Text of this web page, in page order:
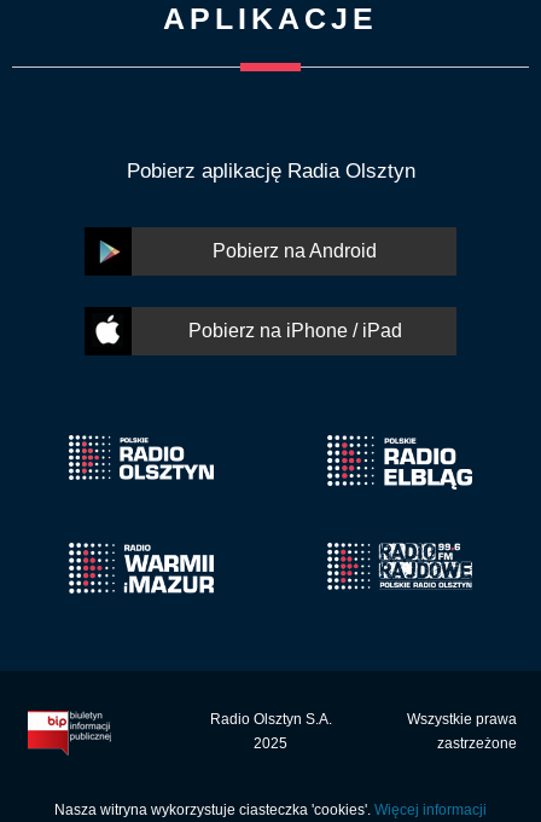
APLIKACJE
Pobierz aplikację Radia Olsztyn
Pobierz na Android
Pobierz na iPhone / iPad
Radio Olsztyn S.A.
2025
Wszystkie prawa
zastrzeżone
Nasza witryna wykorzystuje ciasteczka 'cookies'. Więcej informacji